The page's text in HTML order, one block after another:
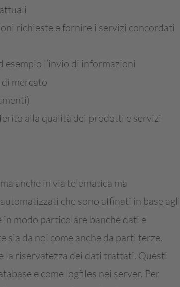
richieste e fornire i servizi concordati
esempio l’invio di informazioni
mercato
alla qualità dei prodotti e servizi
anche in via telematica ma
che sono affinati in base agli
modo particolare banche dati e
da noi come anche da parti terze.
riservatezza dei dati trattati. Questi
e come logfiles nei server. Per